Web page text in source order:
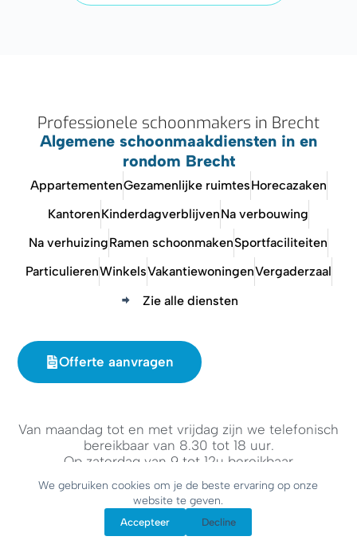
We gebruiken cookies om je de beste ervaring op onze
website te geven.
Accepteer Decline
Professionele schoonmakers in Brecht
Algemene schoonmaakdiensten in en
rondom Brecht
AppartementenGezamenlijke ruimtesHorecazaken
KantorenKinderdagverblijvenNa verbouwing
Na verhuizingRamen schoonmakenSportfaciliteiten
ParticulierenWinkelsVakantiewoningenVergaderzaal
Zie alle diensten
Offerte aanvragen
Van maandag tot en met vrijdag zijn we telefonisch
bereikbaar van 8.30 tot 18 uur.
Op zaterdag van 9 tot 12u bereikbaar